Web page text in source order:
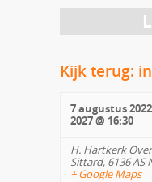
Kijk terug:
7 augustus
2027 @ 16:30
H. Hartkerk
Sittard, 6136 AS
+ Google Maps